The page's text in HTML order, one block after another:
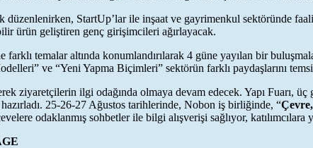
düzenlenirken, StartUp’lar ile inşaat ve gayrimenkul sektöründe
ürün geliştiren genç girişimcileri ağırlayacak.
farklı temalar altında konumlandırılarak 4 güne yayılan bir
ve “Yeni Yapma Biçimleri” sektörün farklı paydaşlarını
ziyaretçilerin ilgi odağında olmaya devam edecek. Yapı Fuarı,
25-26-27 Ağustos tarihlerinde, Nobon iş birliğinde, “
odaklanmış sohbetler ile bilgi alışverişi sağlıyor,